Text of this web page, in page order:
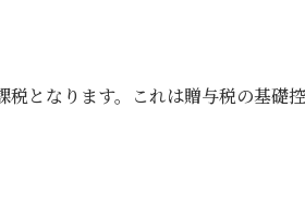
となります。これは贈与税の基礎